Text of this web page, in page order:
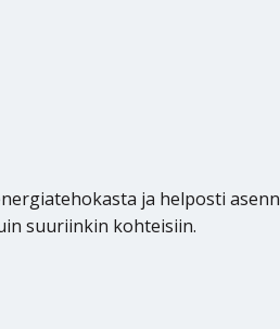
ja helposti
suuriinkin kohteisiin.